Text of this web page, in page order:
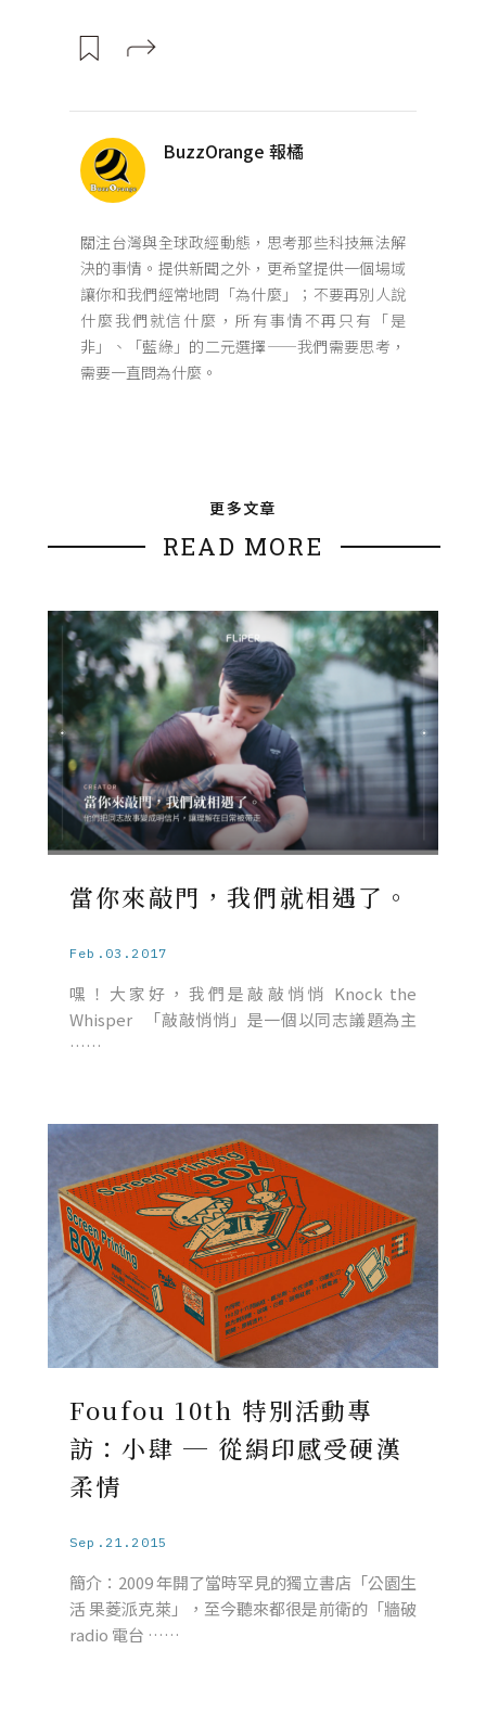
BuzzOrange 報橘
關注台灣與全球政經動態，思考那些科技無法解
決的事情。提供新聞之外，更希望提供一個場域
讓你和我們經常地問「為什麼」；不要再別人說
什麼我們就信什麼，所有事情不再只有「是
非」、「藍綠」的二元選擇——我們需要思考，
需要一直問為什麼。
更多文章
READ MORE
當你來敲門，我們就相遇了。
Feb.03.2017
嘿！大家好，我們是敲敲悄悄 Knock the
Whisper 「敲敲悄悄」是一個以同志議題為主
……
Foufou 10th 特別活動專
訪：小肆 ─ 從絹印感受硬漢
柔情
Sep.21.2015
簡介：2009 年開了當時罕見的獨立書店「公園生
活 果菱派克萊」，至今聽來都很是前衛的「牆破
radio 電台 ……